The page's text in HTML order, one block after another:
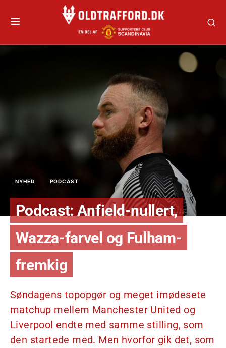
NYHED PODCAST
Podcast: Anfield-nullert,
Wazza-farvel og Fulham-
fremkig
Søndagens topopgør og meget imødesete
matchup mellem Manchester United og
Liverpool endte med samme stilling, som
den startede med. Men hvorfor gik det, som